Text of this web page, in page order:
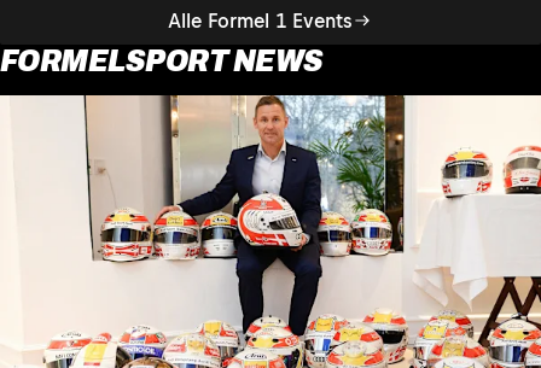
Alle Formel 1 Events
FORMELSPORT NEWS